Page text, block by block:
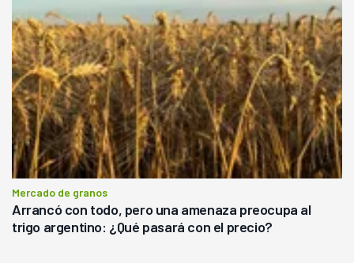
Mercado de granos
Arrancó con todo, pero una amenaza preocupa al
trigo argentino: ¿Qué pasará con el precio?